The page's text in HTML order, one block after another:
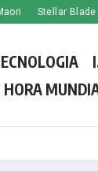
Stellar Blade e
HORA